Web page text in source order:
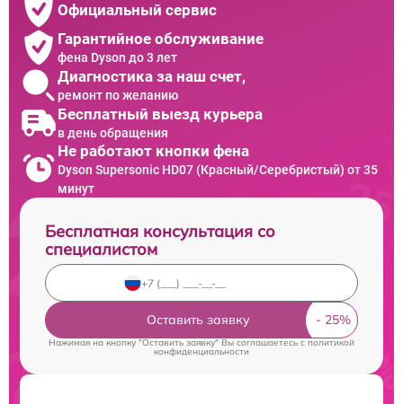
Официальный сервис
Гарантийное обслуживание
фена Dyson до 3 лет
Диагностика за наш счет,
ремонт по желанию
Бесплатный выезд курьера
в день обращения
Не работают кнопки фена
Dyson Supersonic HD07 (Красный/Серебристый) от 35
минут
Бесплатная консультация со
специалистом
Оставить заявку
Нажимая на кнопку "Оставить заявку" Вы соглашаетесь cполитикой
конфиденциальности